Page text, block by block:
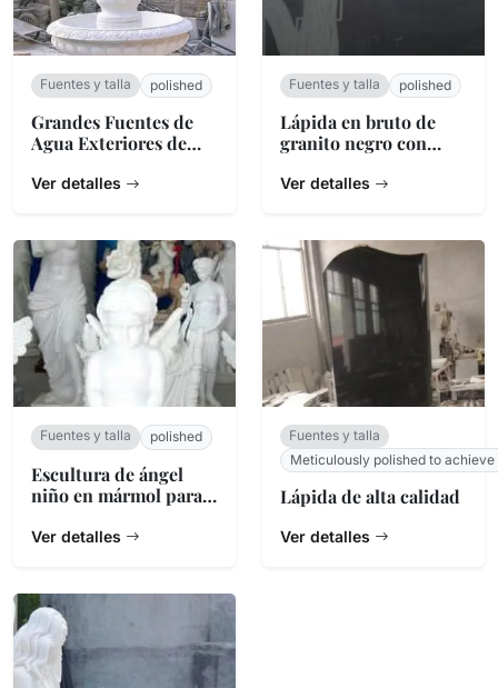
Fuentes y talla polished
Grandes Fuentes de
Agua Exteriores de
Personalizadas
Ver detalles
Fuentes y talla polished
Lápida en bruto de
granito negro con
Ver detalles
Fuentes y talla polished
Escultura de ángel
niño en mármol para
Ver detalles
Fuentes y talla
Meticulously polished to achieve
Lápida de alta calidad
Ver detalles